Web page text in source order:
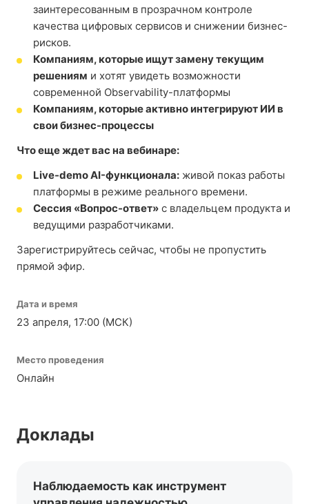
заинтересованным в прозрачном контроле
качества цифровых сервисов и снижении бизнес-
рисков.
Компаниям, которые ищут замену текущим
решениям и хотят увидеть возможности
современной Observability-платформы
Компаниям, которые активно интегрируют ИИ в
свои бизнес-процессы
Что еще ждет вас на вебинаре:
Live-demo AI-функционала: живой показ работы
платформы в режиме реального времени.
Сессия «Вопрос-ответ» с владельцем продукта и
ведущими разработчиками.
Зарегистрируйтесь сейчас, чтобы не пропустить
прямой эфир.
Дата и время
23 апреля, 17:00 (МСК)
Место проведения
Онлайн
Доклады
Наблюдаемость как инструмент